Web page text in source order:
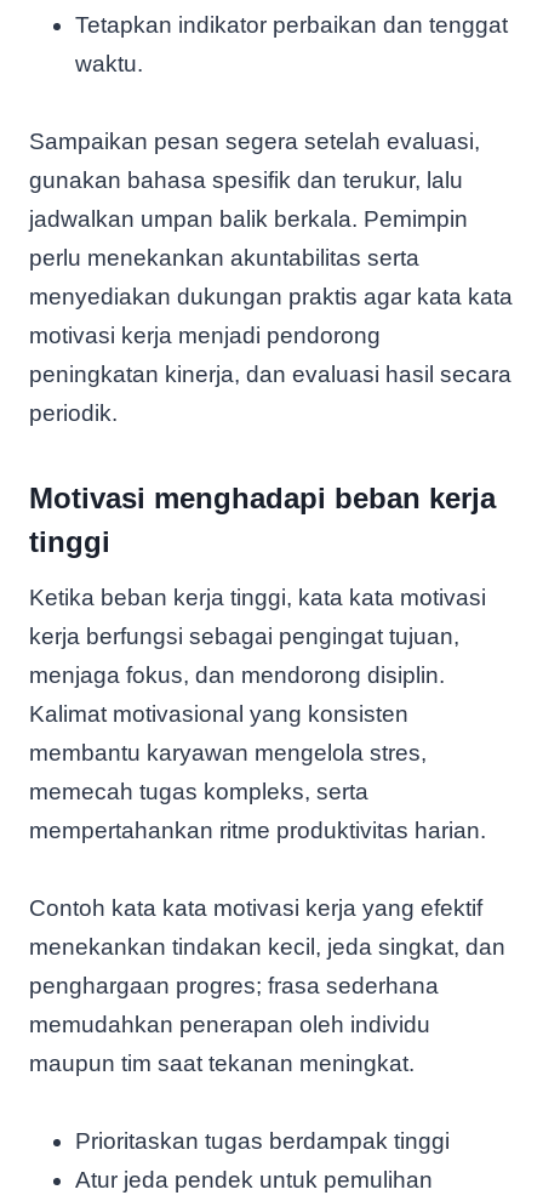
Tetapkan indikator perbaikan dan tenggat
waktu.
Sampaikan pesan segera setelah evaluasi,
gunakan bahasa spesifik dan terukur, lalu
jadwalkan umpan balik berkala. Pemimpin
perlu menekankan akuntabilitas serta
menyediakan dukungan praktis agar kata kata
motivasi kerja menjadi pendorong
peningkatan kinerja, dan evaluasi hasil secara
periodik.
Motivasi menghadapi beban kerja
tinggi
Ketika beban kerja tinggi, kata kata motivasi
kerja berfungsi sebagai pengingat tujuan,
menjaga fokus, dan mendorong disiplin.
Kalimat motivasional yang konsisten
membantu karyawan mengelola stres,
memecah tugas kompleks, serta
mempertahankan ritme produktivitas harian.
Contoh kata kata motivasi kerja yang efektif
menekankan tindakan kecil, jeda singkat, dan
penghargaan progres; frasa sederhana
memudahkan penerapan oleh individu
maupun tim saat tekanan meningkat.
Prioritaskan tugas berdampak tinggi
Atur jeda pendek untuk pemulihan